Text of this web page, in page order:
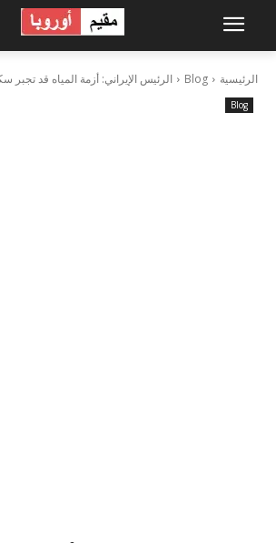
الرئيسية Blog الرئيس الإيراني: أزمة المياه قد
Blog